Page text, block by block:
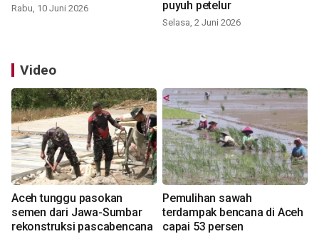
Rabu, 10 Juni 2026
puyuh petelur
Selasa, 2 Juni 2026
Video
Aceh tunggu pasokan
semen dari Jawa-Sumbar
rekonstruksi pascabencana
Pemulihan sawah
terdampak bencana di Aceh
capai 53 persen